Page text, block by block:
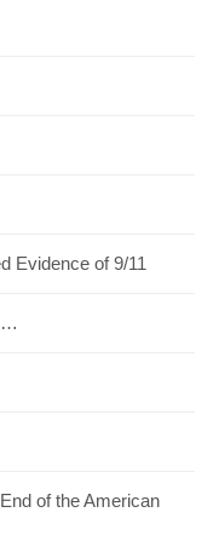
Evidence of 9/11
of the American